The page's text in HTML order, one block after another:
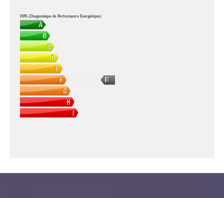
F
DPE (Diagnostique de Performance Energétique)